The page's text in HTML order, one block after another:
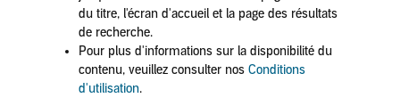
du titre, l'écran d'accueil et la page des résultats
de recherche.
Pour plus d'informations sur la disponibilité du
contenu, veuillez consulter nos Conditions
d'utilisation.